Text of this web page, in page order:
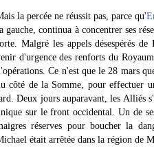
la percée ne réussit pas, parce qu'
gauche, continua à concentrer ses
Malgré les appels désespérés
d'urgence des renforts du
Ce n'est que le 28 mars
côté de la Somme, pour effectuer
Deux jours auparavant, les Alliés
sur le front occidental. Un de
réserves pour boucher la
était arrêtée dans la région de